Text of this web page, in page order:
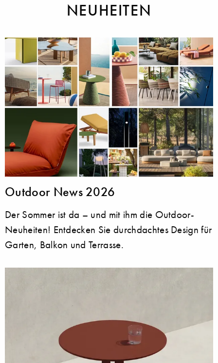
NEUHEITEN
Outdoor News 2026
Der Sommer ist da – und mit ihm die Outdoor-
Neuheiten! Entdecken Sie durchdachtes Design für
Garten, Balkon und Terrasse.